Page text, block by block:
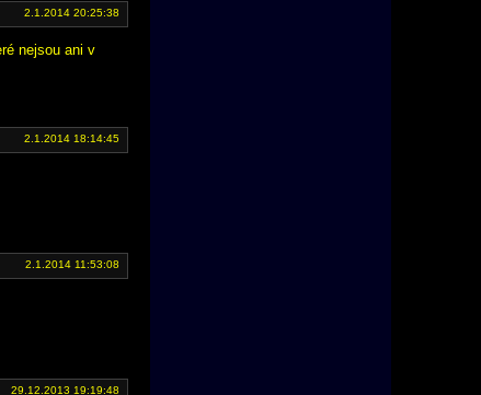
2.1.2014 20:25:38
nejsou ani v
2.1.2014 18:14:45
2.1.2014 11:53:08
29.12.2013 19:19:48